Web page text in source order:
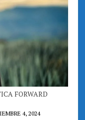
FORWARD
4, 2024